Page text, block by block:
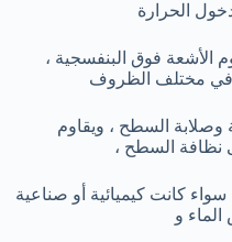
الحرارة
الأشعة فوق البنفسجية ،
في مختلف الظروف
وصلابة السطح ، ويقاوم
نظافة السطح ،
سواء كانت كيميائية أو صناعية
الماء و